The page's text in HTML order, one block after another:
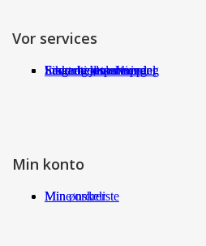
Vor services
Fragt og returneringer
Sikkerhed ved handel
International shopping
Samarbejdspartnere
Leverandørservice
Min konto
Min ønskeliste
Mine ordrer